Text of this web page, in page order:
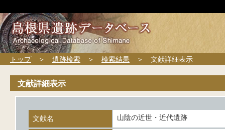
トップ＞ 遺跡検索 ＞ 検索結果 ＞ 文献詳細表示
文献詳細表示
文献名 山陰の近世・近代遺跡